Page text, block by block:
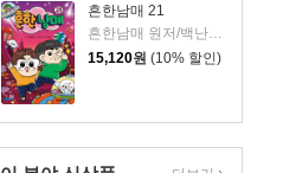
흔한남매 21
15,120원 (10% 할인)